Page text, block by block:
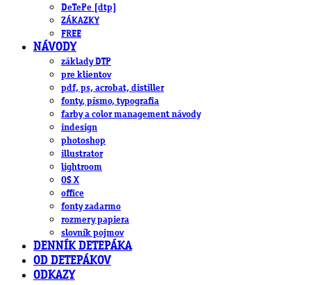
DeTePe [dtp]
ZÁKAZKY
FREE
NÁVODY
základy DTP
pre klientov
pdf, ps, acrobat, distiller
fonty, písmo, typografia
farby a color management návody
indesign
photoshop
illustrator
lightroom
OS X
office
fonty zadarmo
rozmery papiera
slovník pojmov
DENNÍK DETEPÁKA
OD DETEPÁKOV
ODKAZY